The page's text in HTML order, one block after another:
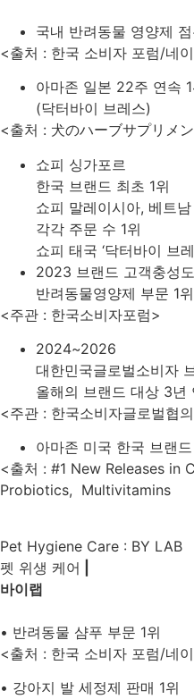
국내 반려동물 영양제 점
<출처 : 한국 소비자 포럼/네
아마존 일본 22주 연속 1
(닥터바이 브레스)
<출처 : 犬のハーブサプリメ
쇼피 싱가포르
한국 브랜드 최초 1위
쇼피 말레이시아, 베트남
각각 주문 수 1위
쇼피 태국 ‘닥터바이 브
2023 브랜드 고객충성
반려동물영양제 부문 1위
<주관 : 한국소비자포럼>
2024~2026
대한민국글로벌소비자
올해의 브랜드 대상 3년
<주관 : 한국소비자글로벌협
아마존 미국 한국 브랜
<출처 : #1 New Releases in
Probiotics, Multivitamins
Pet Hygiene Care : BY LAB
펫 위생 케어
바이랩
• 반려동물 샴푸 부문 1위
<출처 : 한국 소비자 포럼/네
• 강아지 발 세정제 판매 1위